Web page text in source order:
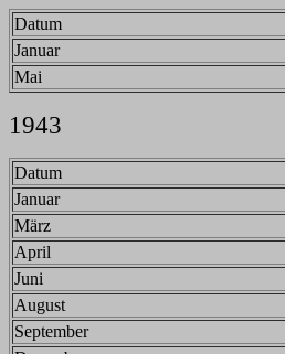
Datum
Januar
Mai
1943
Datum
Januar
März
April
Juni
August
September